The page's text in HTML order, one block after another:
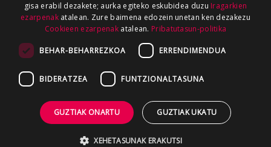
gisa erabil dezakete; aurka egiteko eskubidea duzu Iragarkien
ezarpenakatalean. Zure baimena edozein unetan ken dezakezu
Cookieen ezarpenak atalean. Pribatutasun-politika
BEHAR-BEHARREZKOA ERRENDIMENDUA
BIDERATZEA FUNTZIONALTASUNA
GUZTIAK ONARTU GUZTIAK UKATU
XEHETASUNAK ERAKUTSI